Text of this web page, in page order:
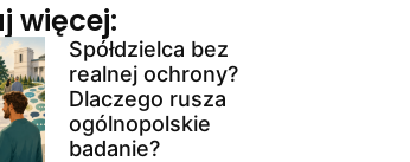
więcej:
Spółdzielca bez
realnej ochrony?
Dlaczego rusza
ogólnopolskie
badanie?